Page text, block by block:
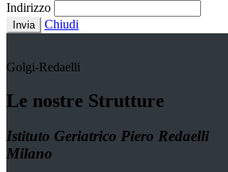
Indirizzo
Invia Chiudi
Golgi-Redaelli
Le nostre Strutture
Istituto Geriatrico Piero Redaelli
Milano